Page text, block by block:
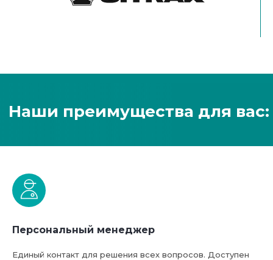
Персональный менеджер
Единый контакт для решения всех вопросов. Доступен